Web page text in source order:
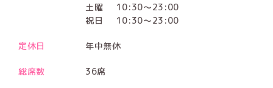
土曜
10:30～23:00
祝日
10:30～23:00
定休日 年中無休
総席数 36席